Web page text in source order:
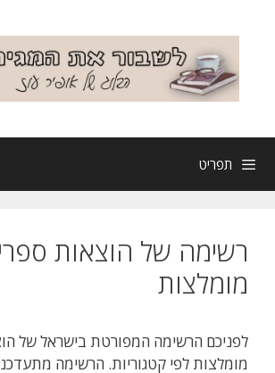
תפריט
רשימה של הוצאות ספרים
מומלצות
לפניכם הרשימה המפורטת בישראל של
מומלצות לפי קטגוריות. הרשימה מתעדכנת